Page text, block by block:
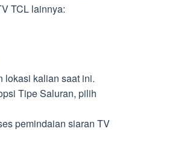
TCL lainnya:
lokasi kalian saat ini.
Tipe Saluran, pilih
pemindaian siaran TV